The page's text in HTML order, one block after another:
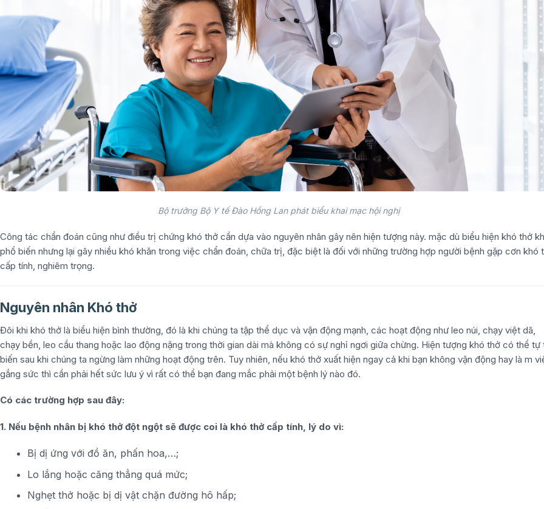
Bộ trưởng Bộ Y tế Đào Hồng Lan phát biểu khai mạc hội nghị
Công tác chẩn đoán cũng như điều trị chứng khó thở cần dựa vào nguyên nhân gây nên hiện tượng này. mặc dù biểu hiện khó thở
phổ biến nhưng lại gây nhiều khó khăn trong việc chẩn đoán, chữa trị, đặc biệt là đối với những trường hợp người bệnh gặp cơn khó
cấp tính, nghiêm trọng.
Nguyên nhân Khó thở
Đôi khi khó thở là biểu hiện bình thường, đó là khi chúng ta tập thể dục và vận động mạnh, các hoạt động như leo núi, chạy việt dã,
chạy bền, leo cầu thang hoặc lao động nặng trong thời gian dài mà không có sự nghỉ ngơi giữa chừng. Hiện tượng khó thở có thể tự
biến sau khi chúng ta ngừng làm những hoạt động trên. Tuy nhiên, nếu khó thở xuất hiện ngay cả khi bạn không vận động hay là m
gắng sức thì cần phải hết sức lưu ý vì rất có thể bạn đang mắc phải một bệnh lý nào đó.
Có các trường hợp sau đây:
1. Nếu bệnh nhân bị khó thở đột ngột sẽ được coi là khó thở cấp tính, lý do vì:
Bị dị ứng với đồ ăn, phấn hoa,…;
Lo lắng hoặc căng thẳng quá mức;
Nghẹt thở hoặc bị dị vật chặn đường hô hấp;